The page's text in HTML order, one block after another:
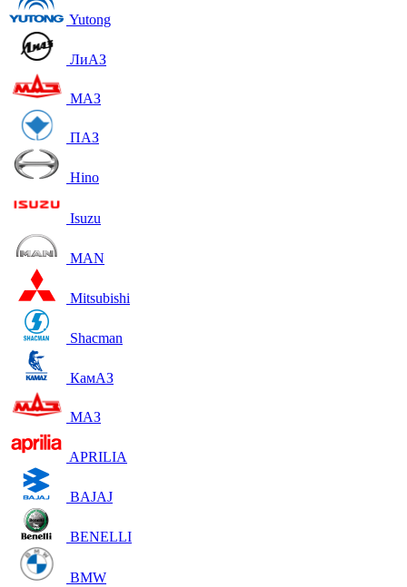
Yutong
ЛиАЗ
МАЗ
ПАЗ
Hino
Isuzu
MAN
Mitsubishi
Shacman
КамАЗ
МАЗ
APRILIA
BAJAJ
BENELLI
BMW